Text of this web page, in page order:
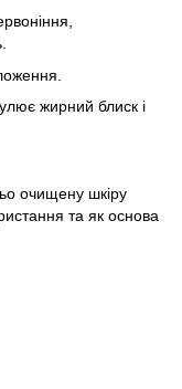
жирний блиск і
очищену шкіру
та як основа